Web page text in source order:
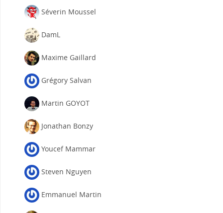
Séverin Moussel
DamL
Maxime Gaillard
Grégory Salvan
Martin GOYOT
Jonathan Bonzy
Youcef Mammar
Steven Nguyen
Emmanuel Martin